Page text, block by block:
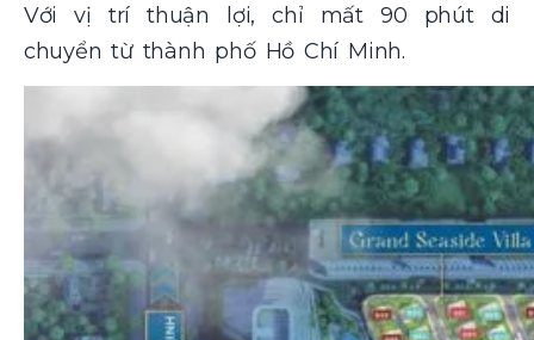
Với vị trí thuận lợi, chỉ mất 90 phút di
chuyển từ thành phố Hồ Chí Minh.